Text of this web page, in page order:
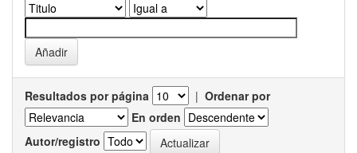
Resultados por página | Ordenar por
En orden
Autor/registro